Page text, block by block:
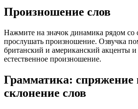
Произношение слов
Нажмите на значок динамика рядом со
прослушать произношение. Озвучка
британский и американский акценты и
естественное произношение.
Грамматика: спряжение
склонение слов